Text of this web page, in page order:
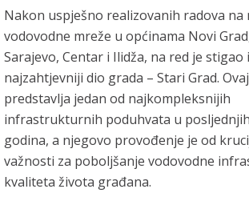
Nakon uspješno realizovanih radova
vodovodne mreže u općinama Novi
Sarajevo, Centar i Ilidža, na red je stigao i
najzahtjevniji dio grada – Stari Grad.
predstavlja jedan od najkompleksnijih
infrastrukturnih poduhvata u
godina, a njegovo provođenje je od
važnosti za poboljšanje vodovodne
kvaliteta života građana.